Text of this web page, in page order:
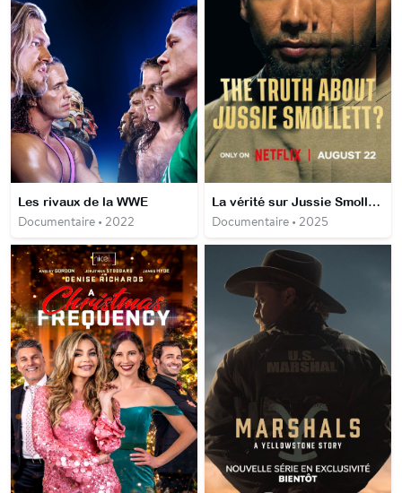
Les rivaux de la WWE
Documentaire • 2022
La vérité sur Jussie Smollett ?
Documentaire • 2025